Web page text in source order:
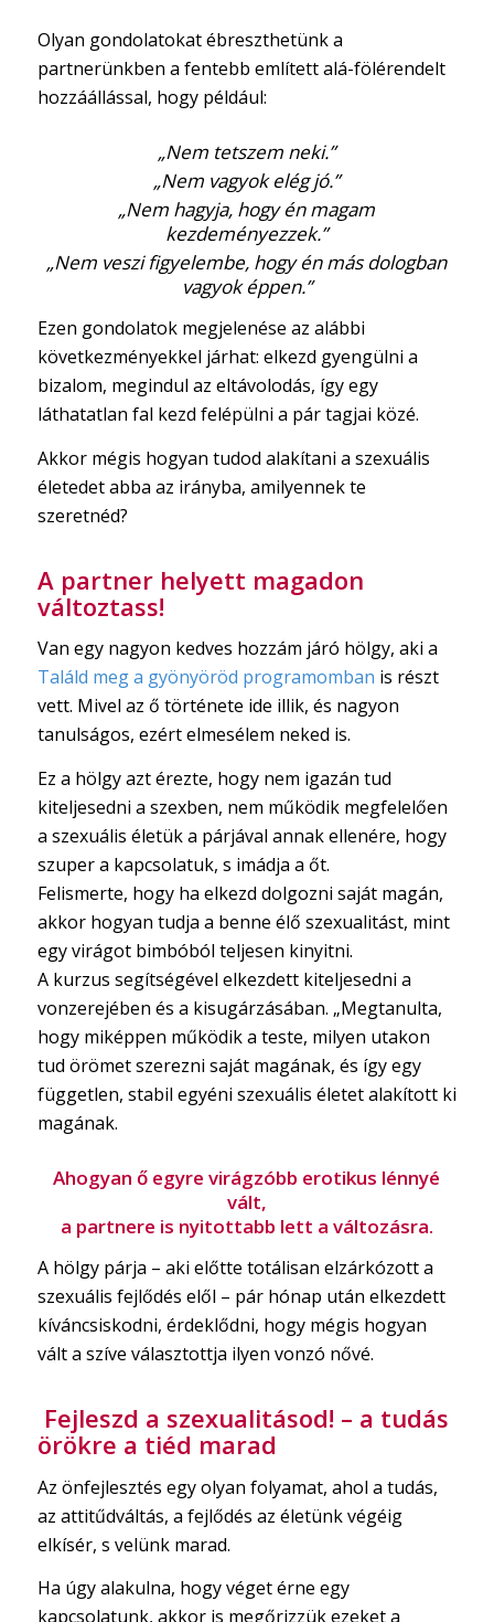
Olyan gondolatokat ébreszthetünk a
partnerünkben a fentebb említett alá-fölérendelt
hozzáállással, hogy például:
„Nem tetszem neki.”
„Nem vagyok elég jó.”
„Nem hagyja, hogy én magam
kezdeményezzek.”
„Nem veszi figyelembe, hogy én más dologban
vagyok éppen.”
Ezen gondolatok megjelenése az alábbi
következményekkel járhat: elkezd gyengülni a
bizalom, megindul az eltávolodás, így egy
láthatatlan fal kezd felépülni a pár tagjai közé.
Akkor mégis hogyan tudod alakítani a szexuális
életedet abba az irányba, amilyennek te
szeretnéd?
A partner helyett magadon
változtass!
Van egy nagyon kedves hozzám járó hölgy, aki a
Találd meg a gyönyöröd programomban is részt
vett. Mivel az ő története ide illik, és nagyon
tanulságos, ezért elmesélem neked is.
Ez a hölgy azt érezte, hogy nem igazán tud
kiteljesedni a szexben, nem működik megfelelően
a szexuális életük a párjával annak ellenére, hogy
szuper a kapcsolatuk, s imádja a őt.
Felismerte, hogy ha elkezd dolgozni saját magán,
akkor hogyan tudja a benne élő szexualitást, mint
egy virágot bimbóból teljesen kinyitni.
A kurzus segítségével elkezdett kiteljesedni a
vonzerejében és a kisugárzásában. „Megtanulta,
hogy miképpen működik a teste, milyen utakon
tud örömet szerezni saját magának, és így egy
független, stabil egyéni szexuális életet alakított ki
magának.
Ahogyan ő egyre virágzóbb erotikus lénnyé
vált,
a partnere is nyitottabb lett a változásra.
A hölgy párja – aki előtte totálisan elzárkózott a
szexuális fejlődés elől – pár hónap után elkezdett
kíváncsiskodni, érdeklődni, hogy mégis hogyan
vált a szíve választottja ilyen vonzó nővé.
Fejleszd a szexualitásod! – a tudás
örökre a tiéd marad
Az önfejlesztés egy olyan folyamat, ahol a tudás,
az attitűdváltás, a fejlődés az életünk végéig
elkísér, s velünk marad.
Ha úgy alakulna, hogy véget érne egy
kapcsolatunk, akkor is megőrizzük ezeket a